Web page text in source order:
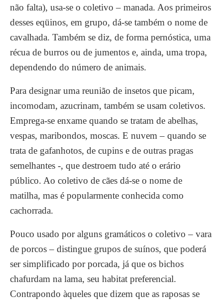
não falta), usa-se o coletivo – manada. Aos primeiros
desses eqüinos, em grupo, dá-se também o nome de
cavalhada. Também se diz, de forma pernóstica, uma
récua de burros ou de jumentos e, ainda, uma tropa,
dependendo do número de animais.
Para designar uma reunião de insetos que picam,
incomodam, azucrinam, também se usam coletivos.
Emprega-se enxame quando se tratam de abelhas,
vespas, maribondos, moscas. E nuvem – quando se
trata de gafanhotos, de cupins e de outras pragas
semelhantes -, que destroem tudo até o erário
público. Ao coletivo de cães dá-se o nome de
matilha, mas é popularmente conhecida como
cachorrada.
Pouco usado por alguns gramáticos o coletivo – vara
de porcos – distingue grupos de suínos, que poderá
ser simplificado por porcada, já que os bichos
chafurdam na lama, seu habitat preferencial.
Contrapondo àqueles que dizem que as raposas se